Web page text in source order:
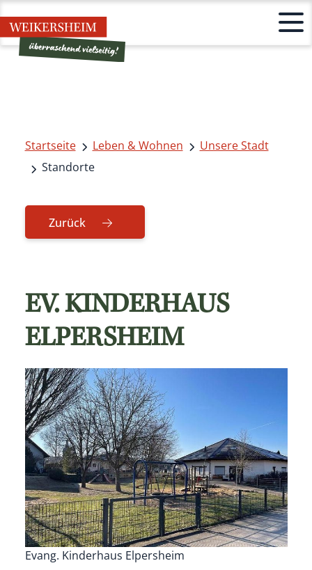
Startseite Leben & Wohnen
Unsere Stadt
Standorte
Zurück
EV. KINDERHAUS
ELPERSHEIM
Evang. Kinderhaus Elpersheim